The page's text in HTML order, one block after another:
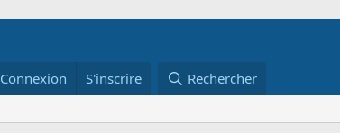
Connexion S'inscrire Rechercher